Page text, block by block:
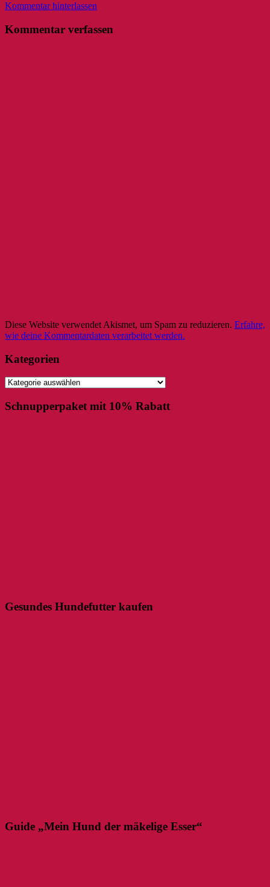
Kommentar hinterlassen
Kommentar verfassen
Diese Website verwendet Akismet, um Spam zu reduzieren. Erfahre,
wie deine Kommentardaten verarbeitet werden.
Kategorien
Kategorien
Schnupperpaket mit 10% Rabatt
Gesundes Hundefutter kaufen
Guide „Mein Hund der mäkelige Esser“